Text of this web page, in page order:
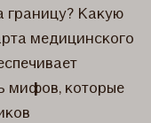
границу? Какую
медицинского
мифов, которые